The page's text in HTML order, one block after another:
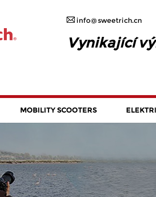
info@sweetrich.cn
Vynikající
MOBILITY SCOOTERS